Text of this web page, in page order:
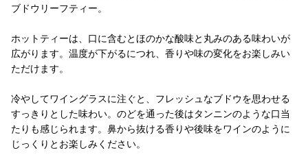
ブドウリーフティー。
ホットティーは、口に含むとほのかな酸味と丸みのある味わいが
広がります。温度が下がるにつれ、香りや味の変化をお楽しみい
ただけます。
冷やしてワイングラスに注ぐと、フレッシュなブドウを思わせる
すっきりとした味わい。のどを通った後はタンニンのような口当
たりも感じられます。鼻から抜ける香りや後味をワインのように
じっくりとお楽しみください。